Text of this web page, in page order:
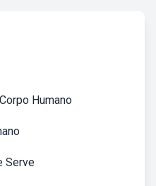
Humano
Serve